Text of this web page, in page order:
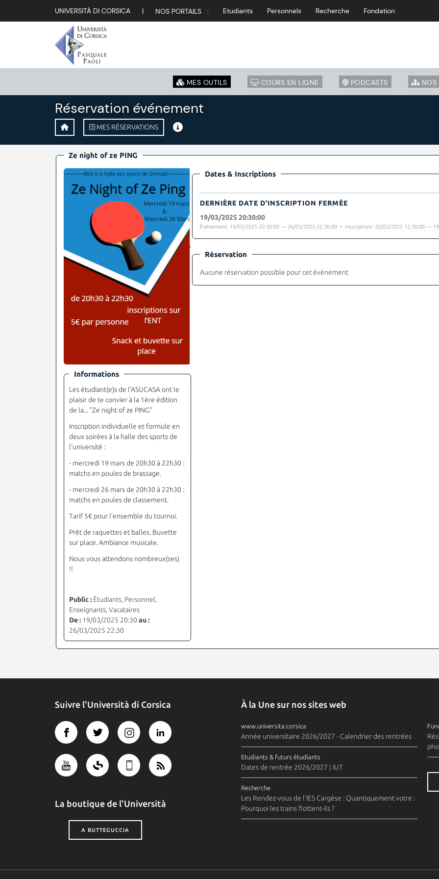
UNIVERSITÀ DI CORSICA | NOS PORTAILS : Etudiants Personnels Recherche Fondation
MES OUTILS COURS EN LIGNE PODCASTS NOS
Réservation événement
MES RÉSERVATIONS
Ze night of ze PING
Informations
Les étudiant(e)s de l'ASUCASA ont le
plaisir de te convier à la 1ère édition
de la... "Ze night of ze PING"
Inscription individuelle et formule en
deux soirées à la halle des sports de
l'université :
- mercredi 19 mars de 20h30 à 22h30 :
matchs en poules de brassage.
- mercredi 26 mars de 20h30 à 22h30 :
matchs en poules de classement.
Tarif 5€ pour l'ensemble du tournoi.
Prêt de raquettes et balles. Buvette
sur place. Ambiance musicale.
Nous vous attendons nombreux(ses)
!!
Public : Étudiants, Personnel,
Enseignants, Vacataires
De : 19/03/2025 20:30 au :
26/03/2025 22:30
Dates & Inscriptions
DERNIÈRE DATE D'INSCRIPTION FERMÉE
19/03/2025 20:30:00
Événement: 19/03/2025 20:30:00 — 26/03/2025 22:30:00 • Inscriptions: 02/03/2025 12:30:00 —
Réservation
Aucune réservation possible pour cet évènement
Suivre l'Università di Corsica
La boutique de l'Università
A BUTTEGUCCIA
À la Une sur nos sites web
www.universita.corsica
Année universitaire 2026/2027 - Calendrier des rentrées
Etudiants & futurs étudiants
Dates de rentrée 2026/2027 | IUT
Recherche
Les Rendez-vous de l'IES Cargèse : Quantiquement votre :
Pourquoi les trains flottent-ils ?